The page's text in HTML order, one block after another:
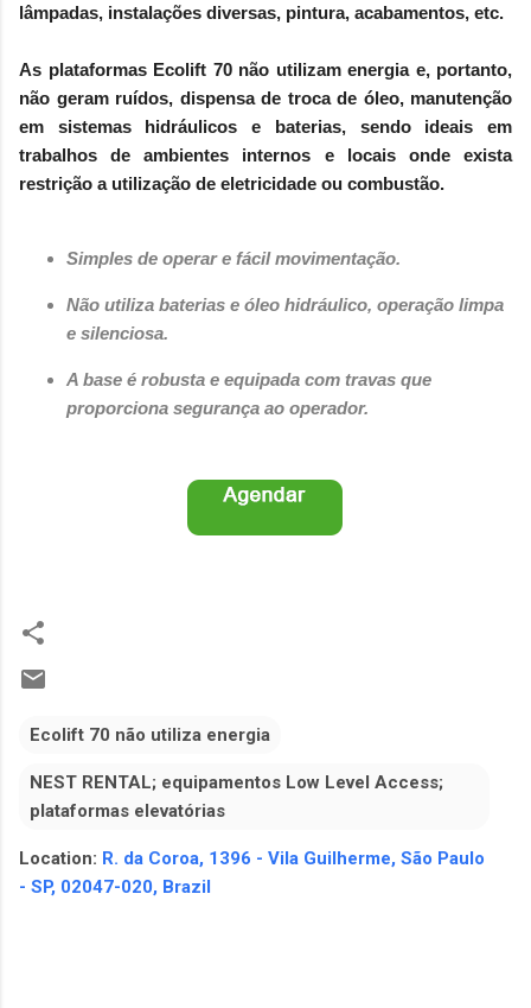
lâmpadas, instalações diversas, pintura, acabamentos, etc.
As plataformas Ecolift 70 não utilizam energia e, portanto,
não geram ruídos, dispensa de troca de óleo, manutenção
em sistemas hidráulicos e baterias, sendo ideais em
trabalhos de ambientes internos e locais onde exista
restrição a utilização de eletricidade ou combustão.
​Simples de operar e fácil movimentação.
Não utiliza baterias e óleo hidráulico, operação limpa
e silenciosa.
A base é robusta e equipada com travas que
proporciona segurança ao operador.
Ecolift 70 não utiliza energia
NEST RENTAL; equipamentos Low Level Access;
plataformas elevatórias
Location: R. da Coroa, 1396 - Vila Guilherme, São Paulo
- SP, 02047-020, Brazil